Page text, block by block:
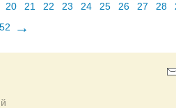
20 21 22 23 24 25 26 27 28
52 →